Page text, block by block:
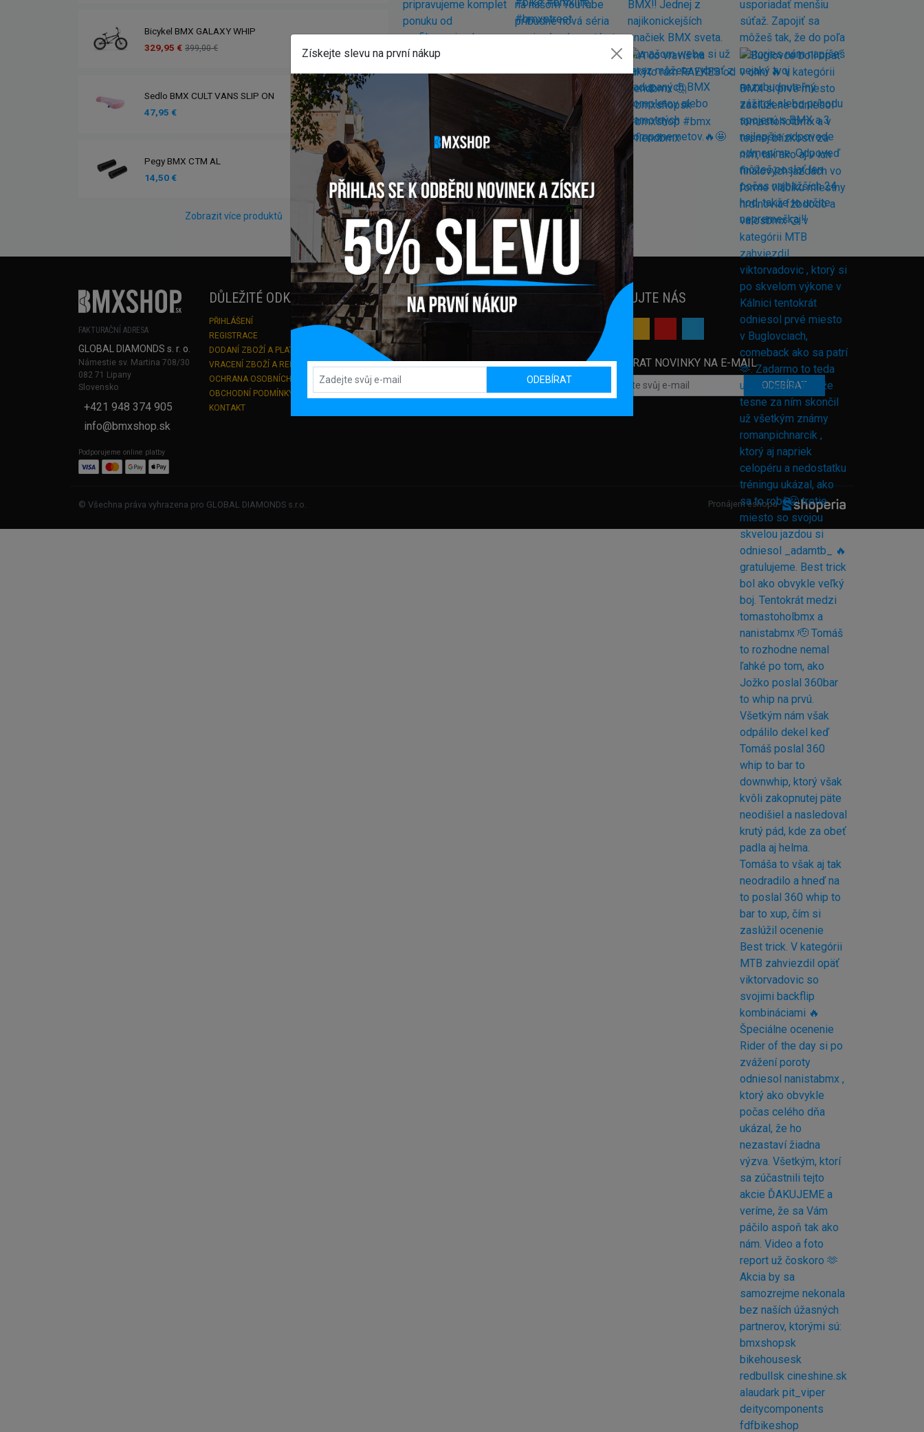
Bicykel BMX GALAXY WHIP
329,95 € 399,00 €
Sedlo BMX CULT VANS SLIP ON
47,95 €
Pegy BMX CTM AL
14,50 €
Zobrazit více produktů
FAKTURAČNÍ ADRESA
GLOBAL DIAMONDS s. r. o.
Námestie sv. Martina 708/30
082 71 Lipany
Slovensko
+421 948 374 905
info@bmxshop.sk
Podporujeme online platby
DŮLEŽITÉ ODKAZY
PŘIHLÁŠENÍ
REGISTRACE
DODANÍ ZBOŽÍ A PLATBA
VRACENÍ ZBOŽÍ A REKLAMACE
OCHRANA OSOBNÍCH ÚDAJŮ
OBCHODNÍ PODMÍNKY
KONTAKT
OBCHOD / SHOWROOM
Kpt. Nálepku 450, 082 71 Lipany
SLEDUJTE NÁS
ODEBÍRAT NOVINKY NA E-MAIL
ODEBÍRAT
© Všechna práva vyhrazena pro GLOBAL DIAMONDS s.r.o. Pronájem eshopu
Získejte slevu na první nákup
ODEBÍRAT